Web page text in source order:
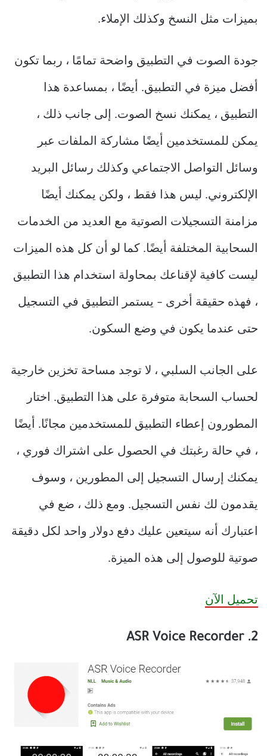
بميزات مثل النسخ وكذلك الإملاء.
جودة الصوت في التطبيق واضحة تمامًا ، ربما تكون
أفضل ميزة في التطبيق. أيضًا ، بمساعدة هذا
التطبيق ، يمكنك نسخ الصوت. إلى جانب ذلك ،
يمكن للمستخدمين أيضًا مشاركة الملفات عبر
وسائل التواصل الاجتماعي وكذلك رسائل البريد
الإلكتروني. ليس هذا فقط ، ولكن يمكنك أيضًا
مزامنة التسجيلات الصوتية مع العديد من الخدمات
السحابية المختلفة أيضًا. كما لو أن كل هذه الميزات
ليست كافية لإقناعك بمحاولة استخدام هذا التطبيق
، فهذه حقيقة أخرى – يستمر التطبيق في التسجيل
حتى عندما يكون في وضع السكون.
على الجانب السلبي ، لا توجد مساحة تخزين خارجية
لحساب السحابة متوفرة على هذا التطبيق. اختار
المطورون إعطاء التطبيق للمستخدمين مجانًا. أيضًا
، في حالة رغبتك في الحصول على اشتراك فوري ،
يمكنك إرسال التسجيل إلى المطورين ، وسوف
يقدمون لك نفس التسجيل. ومع ذلك ، ضع في
اعتبارك أنه سيتعين عليك دفع دولار واحد لكل دقيقة
صوتية للوصول إلى هذه الميزة.
تحميل الآن
2. ASR Voice Recorder